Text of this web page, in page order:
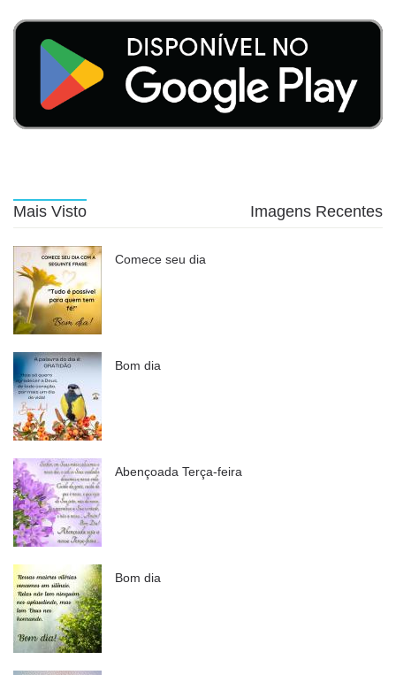
Mais Visto Imagens Recentes
Comece seu dia
Bom dia
Abençoada Terça-feira
Bom dia